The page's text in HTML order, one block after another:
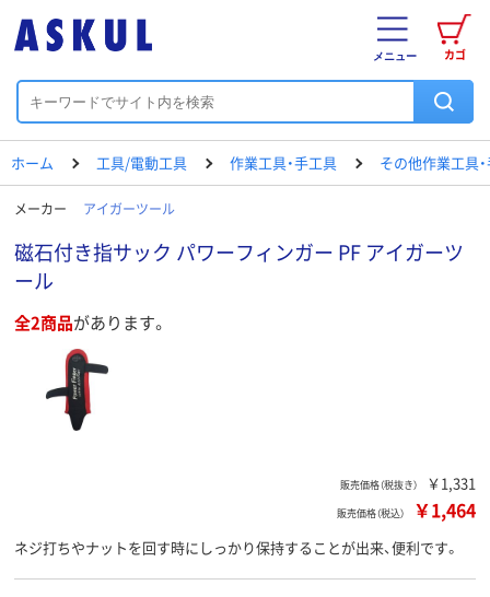
カゴ
メニュー
ホーム 工具/電動工具 作業工具・手工具 その他作業工具
メーカー アイガーツール
磁石付き指サック パワーフィンガー PF アイガーツ
ール
全2商品があります。
販売価格（税抜き） ￥1,331
販売価格（税込） ￥1,464
ネジ打ちやナットを回す時にしっかり保持することが出来、便利です。